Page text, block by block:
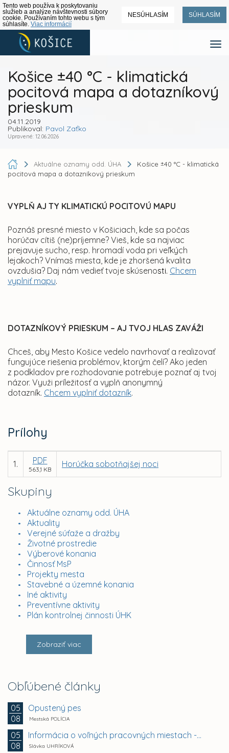
Tento web používa k poskytovaniu
služieb a analýze návštevnosti súbory
cookie. Používaním tohto webu s tým
súhlasíte. Viac informácií
NESÚHLASÍM SÚHLASÍM
Košice ±40 °C - klimatická
pocitová mapa a dotazníkový
prieskum
04.11.2019
Publikoval: Pavol Zaťko
Upravené: 12.06.2026
Skupiny
Aktuálne oznamy odd. ÚHA
Aktuality
Verejné súťaže a dražby
Životné prostredie
Výberové konania
Činnosť MsP
Projekty mesta
Stavebné a územné konania
Iné aktivity
Preventívne aktivity
Plán kontrolnej činnosti ÚHK
Zobraziť viac
Obľúbené články
05
08
Opustený pes
Mestská POLÍCIA
05
08
Informácia o voľných pracovných miestach -...
Slávka UHRÍKOVÁ
Aktuálne oznamy odd. ÚHA
Košice ±40 °C - klimatická
pocitová mapa a dotazníkový prieskum
VYPLŇ AJ TY KLIMATICKÚ POCITOVÚ MAPU
Poznáš presné miesto v Košiciach, kde sa počas
horúčav cítiš (ne)príjemne? Vieš, kde sa najviac
prejavuje sucho, resp. hromadí voda pri veľkých
lejakoch? Vnímaš miesta, kde je zhoršená kvalita
ovzdušia? Daj nám vedieť tvoje skúsenosti. Chcem
vyplniť mapu.
DOTAZNÍKOVÝ PRIESKUM – AJ TVOJ HLAS ZAVÁŽI
Chceš, aby Mesto Košice vedelo navrhovať a realizovať
fungujúce riešenia problémov, ktorým čelí? Ako jeden
z podkladov pre rozhodovanie potrebuje poznať aj tvoj
názor. Využi príležitosť a vyplň anonymný
dotazník. Chcem vyplniť dotazník.
Prílohy
1. PDF
563,1 KB
Horúčka sobotňajšej noci